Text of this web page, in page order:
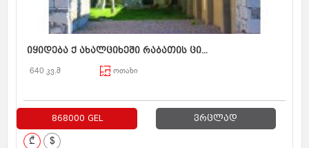
იყიდება ქ ახალციხეში რაბათის ცი...
640 კვ.მ ოთახი
868000 GEL ვრცლად
₾ $